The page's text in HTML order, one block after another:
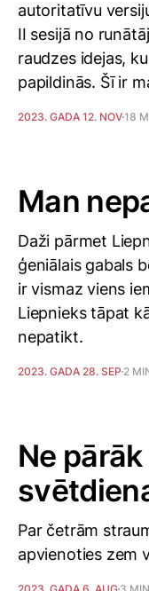
autoritatīvu
II sesijā no
raudzes idejas,
papildinās. Šī ir
2023. GADA 12. NOV18
Man
Daži pārmet
ģeniālais gabals
ir vismaz viens
Liepnieks tāpat
nepatikt.
2023. GADA 28. SEP 2
Ne
Par četrām
apvienoties zem